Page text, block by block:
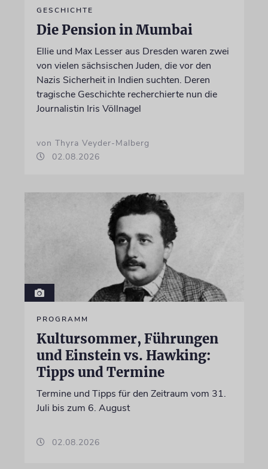
GESCHICHTE
Die Pension in Mumbai
Ellie und Max Lesser aus Dresden waren zwei
von vielen sächsischen Juden, die vor den
Nazis Sicherheit in Indien suchten. Deren
tragische Geschichte recherchierte nun die
Journalistin Iris Völlnagel
von Thyra Veyder-Malberg
02.08.2026
PROGRAMM
Kultursommer, Führungen
und Einstein vs. Hawking:
Tipps und Termine
Termine und Tipps für den Zeitraum vom 31.
Juli bis zum 6. August
02.08.2026